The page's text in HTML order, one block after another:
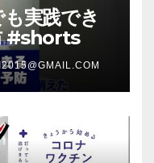
実践でき
#shorts